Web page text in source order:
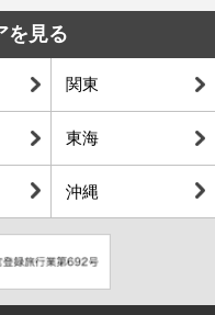
コート
って、平均気温は14℃く
、朝晩は肌寒く感じる
素材のジャケットや厚
ーにはセーターやター
確保しましょう。靴は
適です。ストールや手
ン、紅葉ライトアップ、
ジャケット
温は9℃くらい、最低気
厚手のコートやダウン
にはヒートテックやフ
り寒さ対策をしましょ
小物をプラスすれば、
クリスマスイルミネー
性のあるブーツを選べ
ジャケット
気温は6℃くらいで、寒
ともあり、厚手のコー
節です。インナーには
があるとポカポカ。手
れば完璧です！靴は防
のスニーカーが安心。
らに快適です。
ジャケット
続きますが、だんだん
す。平均気温は6〜7℃
ットはまだまだ手放せ
ャツがおすすめで、重
。観光中に手足が冷え
ておくと安心！また、
、快適に旅行を楽しみ
ジャケット
しさを感じられる季節
後ですが、朝晩はまだ
中綿コートが引き続き
やカーディガンでも過
長袖シャツや薄手のセ
に対応できる重ね着が
梅まつり（大阪府）、て
ジャケット
咲く美しい季節です。
快適な陽気が続きます
ります。服装は薄手の
どよく、日中はカーデ
す。観光するなら歩き
カーがおすすめ！あ
刃物まつり（大阪府）、
長袖シャツ
で、観光にぴったりの
日中は半袖シャツや薄
装で過ごせます。た
で、薄手のジャケット
比較的安定しており、
折りたたみ傘を持って
レインコート
雨の日が多くなりま
高くて蒸し暑さを感じ
シャツや薄手のパンツ
ジャケットやレインコ
靴は防水仕様のスニー
日でも快適に移動でき
ワンピース
にやってきて、気温は
は軽くて通気性のいい
蒸し暑さを少しでも和
やサングラスを使って
。屋内は冷房が効きす
ィガンやストールを持
適に歩けるようにしま
を見る
関東
東海
沖縄